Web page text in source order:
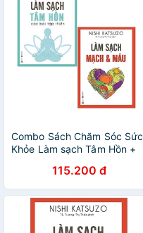
Combo Sách Chăm Sóc Sức
Khỏe Làm sạch Tâm Hồn +
115.200 đ